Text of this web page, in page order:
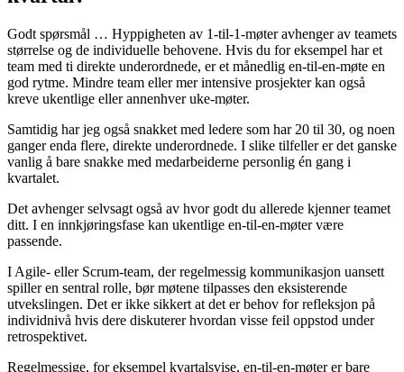
Godt spørsmål … Hyppigheten av 1-til-1-møter avhenger av teamets
størrelse og de individuelle behovene. Hvis du for eksempel har et
team med ti direkte underordnede, er et månedlig en-til-en-møte en
god rytme. Mindre team eller mer intensive prosjekter kan også
kreve ukentlige eller annenhver uke-møter.
Samtidig har jeg også snakket med ledere som har 20 til 30, og noen
ganger enda flere, direkte underordnede. I slike tilfeller er det ganske
vanlig å bare snakke med medarbeiderne personlig én gang i
kvartalet.
Det avhenger selvsagt også av hvor godt du allerede kjenner teamet
ditt. I en innkjøringsfase kan ukentlige en-til-en-møter være
passende.
I Agile- eller Scrum-team, der regelmessig kommunikasjon uansett
spiller en sentral rolle, bør møtene tilpasses den eksisterende
utvekslingen. Det er ikke sikkert at det er behov for refleksjon på
individnivå hvis dere diskuterer hvordan visse feil oppstod under
retrospektivet.
Regelmessige, for eksempel kvartalsvise, en-til-en-møter er bare